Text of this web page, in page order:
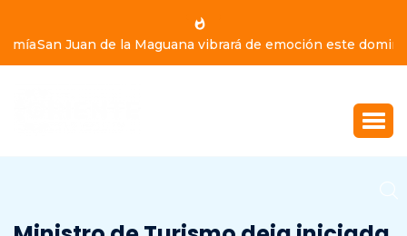
San Juan de la Maguana vibrará de emoción este domingo
9 de agosto, con Yiyo Sarante, Eddy Herrera y Bulín 47